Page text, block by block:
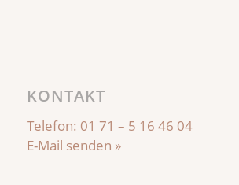
KONTAKT
Telefon: 01 71 – 5 16 46 04
E-Mail senden »